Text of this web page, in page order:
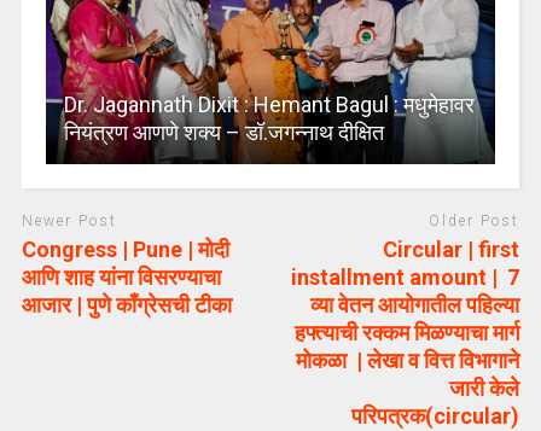
Dr. Jagannath Dixit : Hemant Bagul : मधुमेहावर
नियंत्रण आणणे शक्य – डॉ.जगन्नाथ दीक्षित
Newer Post
Congress | Pune | मोदी
आणि शाह यांना विसरण्याचा
आजार | पुणे काँग्रेसची टीका
Older Post
Circular | first
installment amount | 7
व्या वेतन आयोगातील पहिल्या
हफ्त्याची रक्कम मिळण्याचा मार्ग
मोकळा | लेखा व वित्त विभागाने
जारी केले
परिपत्रक(circular)